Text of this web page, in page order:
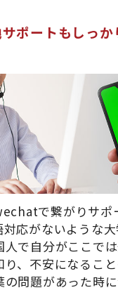
ポートも しっか
で繋がりサポ
応がないような大
人で自分がここで
、不安になること
問題があった時